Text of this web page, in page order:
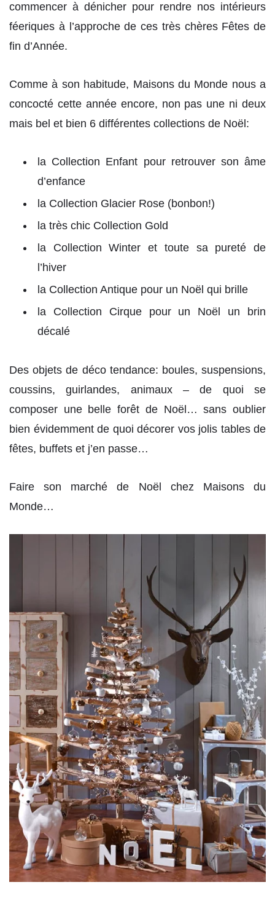
commencer à dénicher pour rendre nos intérieurs
féeriques à l’approche de ces très chères Fêtes de
fin d’Année.
Comme à son habitude, Maisons du Monde nous a
concocté cette année encore, non pas une ni deux
mais bel et bien 6 différentes collections de Noël:
la Collection Enfant pour retrouver son âme
d’enfance
la Collection Glacier Rose (bonbon!)
la très chic Collection Gold
la Collection Winter et toute sa pureté de
l’hiver
la Collection Antique pour un Noël qui brille
la Collection Cirque pour un Noël un brin
décalé
Des objets de déco tendance: boules, suspensions,
coussins, guirlandes, animaux – de quoi se
composer une belle forêt de Noël… sans oublier
bien évidemment de quoi décorer vos jolis tables de
fêtes, buffets et j’en passe…
Faire son marché de Noël chez Maisons du
Monde…